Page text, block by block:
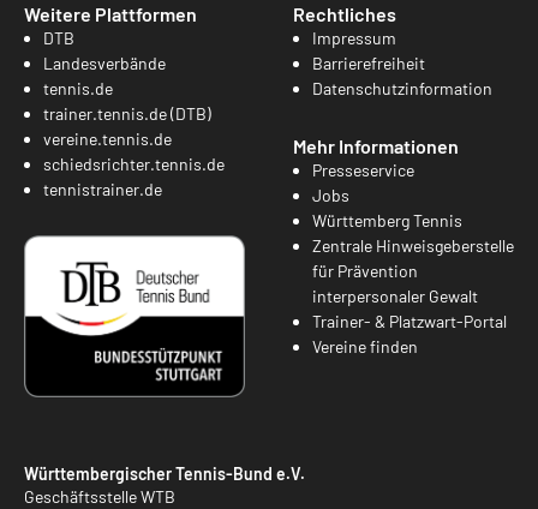
Weitere Plattformen
DTB
Landesverbände
tennis.de
trainer.tennis.de (DTB)
vereine.tennis.de
schiedsrichter.tennis.de
tennistrainer.de
Rechtliches
Impressum
Barrierefreiheit
Datenschutzinformation
Mehr Informationen
Presseservice
Jobs
Württemberg Tennis
Zentrale Hinweisgeberstelle
für Prävention
interpersonaler Gewalt
Trainer- & Platzwart-Portal
Vereine finden
Württembergischer Tennis-Bund e.V.
Geschäftsstelle WTB